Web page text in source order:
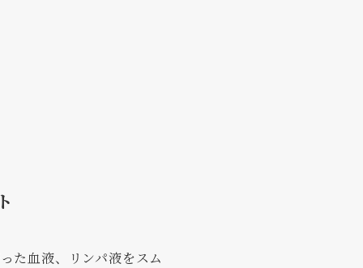
た血液、リンパ液をスム